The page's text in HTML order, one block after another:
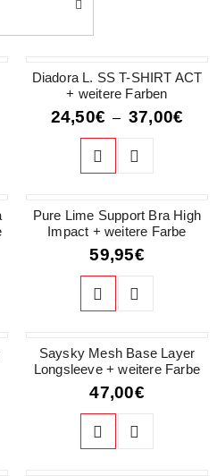
SALE
Diadora L. SS T-SHIRT ACT
+ weitere Farben
24,50€ – 37,00€
Pure Lime Support Bra High
Impact + weitere Farbe
59,95€
Saysky Mesh Base Layer
Longsleeve + weitere Farbe
47,00€